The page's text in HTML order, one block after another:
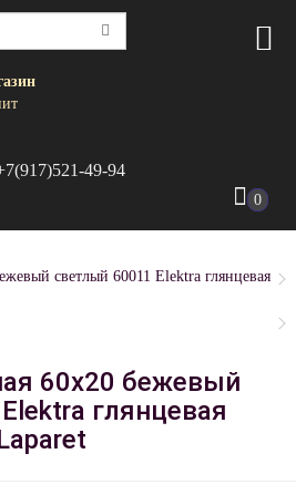
49-94
0
светлый 60011 Elektra глянцевая
60x20 бежевый
глянцевая